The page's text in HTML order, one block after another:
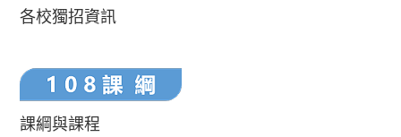
各校獨招資訊
課綱與課程